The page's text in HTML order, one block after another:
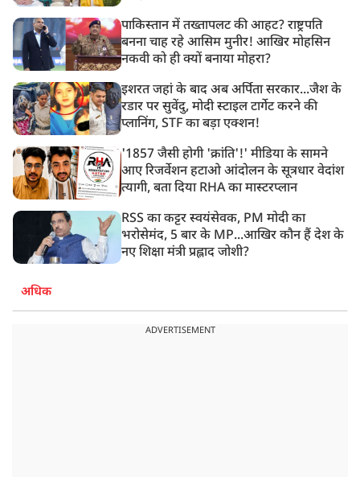
पाकिस्तान में तख्तापलट की आहट? राष्ट्रपति
बनना चाह रहे आसिम मुनीर! आखिर मोहसिन
नकवी को ही क्यों बनाया मोहरा?
इशरत जहां के बाद अब अर्पिता सरकार...जैश के
रडार पर सुवेंदु, मोदी स्टाइल टार्गेट करने की
प्लानिंग, STF का बड़ा एक्शन!
'1857 जैसी होगी 'क्रांति'!' मीडिया के सामने
आए रिजर्वेशन हटाओ आंदोलन के सूत्रधार वेदांश
त्यागी, बता दिया RHA का मास्टरप्लान
RSS का कट्टर स्वयंसेवक, PM मोदी का
भरोसेमंद, 5 बार के MP...आखिर कौन हैं देश के
नए शिक्षा मंत्री प्रह्लाद जोशी?
अधिक
ADVERTISEMENT